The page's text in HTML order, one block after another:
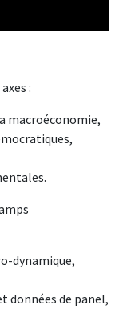
:
macroéconomie,
dynamique,
données de panel,